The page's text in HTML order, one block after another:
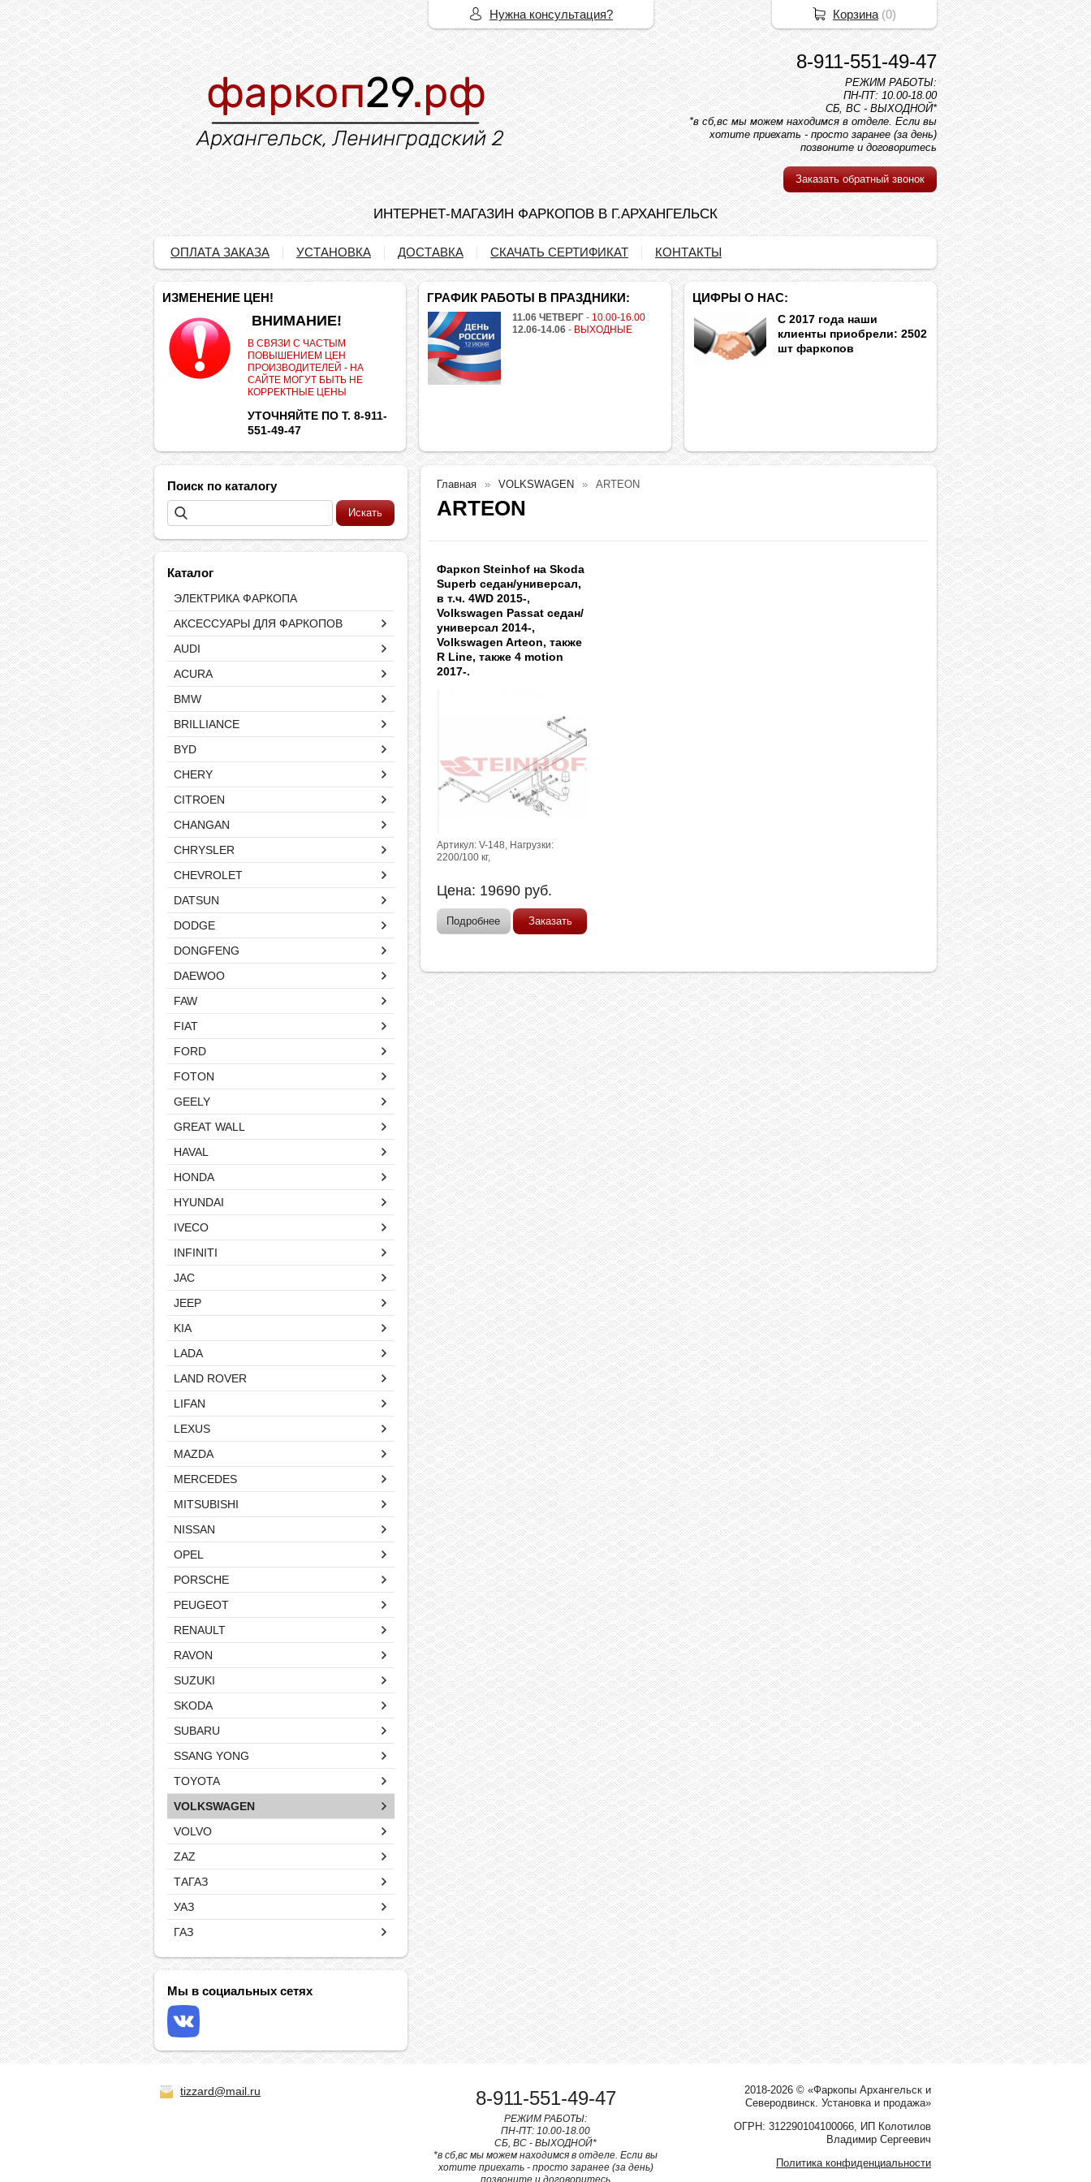
8-911-551-49-47
РЕЖИМ РАБОТЫ:
ПН-ПТ: 10.00-18.00
СБ, ВС - ВЫХОДНОЙ*
*в сб,вс мы можем находимся в отделе. Если вы
хотите приехать - просто заранее (за день)
позвоните и договоритесь
Заказать обратный звонок
ИНТЕРНЕТ-МАГАЗИН ФАРКОПОВ В Г.АРХАНГЕЛЬСК
ОПЛАТА ЗАКАЗА УСТАНОВКА ДОСТАВКА СКАЧАТЬ СЕРТИФИКАТ КОНТАКТЫ
ИЗМЕНЕНИЕ ЦЕН!
ВНИМАНИЕ!
В СВЯЗИ С ЧАСТЫМ
ПОВЫШЕНИЕМ ЦЕН
ПРОИЗВОДИТЕЛЕЙ - НА
САЙТЕ МОГУТ БЫТЬ НЕ
КОРРЕКТНЫЕ ЦЕНЫ
УТОЧНЯЙТЕ ПО Т. 8-911-
551-49-47
ГРАФИК РАБОТЫ В ПРАЗДНИКИ:
11.06 ЧЕТВЕРГ - 10.00-16.00
12.06-14.06 - ВЫХОДНЫЕ
ЦИФРЫ О НАС:
С 2017 года наши
клиенты приобрели: 2502
шт фаркопов
Поиск по каталогу
Каталог
ЭЛЕКТРИКА ФАРКОПА
АКСЕССУАРЫ ДЛЯ ФАРКОПОВ
AUDI
ACURA
BMW
BRILLIANCE
BYD
CHERY
CITROEN
CHANGAN
CHRYSLER
CHEVROLET
DATSUN
DODGE
DONGFENG
DAEWOO
FAW
FIAT
FORD
FOTON
GEELY
GREAT WALL
HAVAL
HONDA
HYUNDAI
IVECO
INFINITI
JAC
JEEP
KIA
LADA
LAND ROVER
LIFAN
LEXUS
MAZDA
MERCEDES
MITSUBISHI
NISSAN
OPEL
PORSCHE
PEUGEOT
RENAULT
RAVON
SUZUKI
SKODA
SUBARU
SSANG YONG
TOYOTA
VOLKSWAGEN
VOLVO
ZAZ
ТАГАЗ
УАЗ
ГАЗ
Мы в социальных сетях
Главная VOLKSWAGEN ARTEON
ARTEON
Фаркоп Steinhof на Skoda
Superb седан/универсал,
в т.ч. 4WD 2015-,
Volkswagen Passat седан/
универсал 2014-,
Volkswagen Arteon, также
R Line, также 4 motion
2017-.
Артикул: V-148, Нагрузки:
2200/100 кг,
Цена: 19690 руб.
Подробнее Заказать
tizzard@mail.ru
2018-2026 © «Фаркопы Архангельск и
Северодвинск. Установка и продажа»
ОГРН: 312290104100066, ИП Колотилов
Владимир Сергеевич
Политика конфиденциальности
8-911-551-49-47
РЕЖИМ РАБОТЫ:
ПН-ПТ: 10.00-18.00
СБ, ВС - ВЫХОДНОЙ*
*в сб,вс мы можем находимся в отделе. Если вы
хотите приехать - просто заранее (за день)
позвоните и договоритесь
Нужна консультация? Корзина (0)